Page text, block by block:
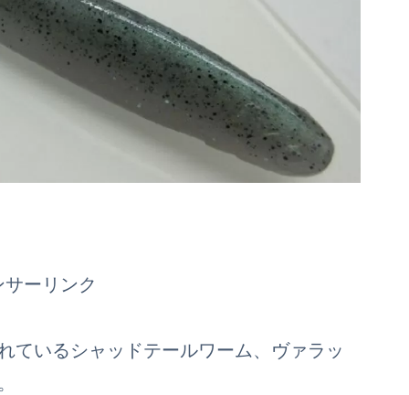
サーリンク
ているシャッドテールワーム、ヴァラッ